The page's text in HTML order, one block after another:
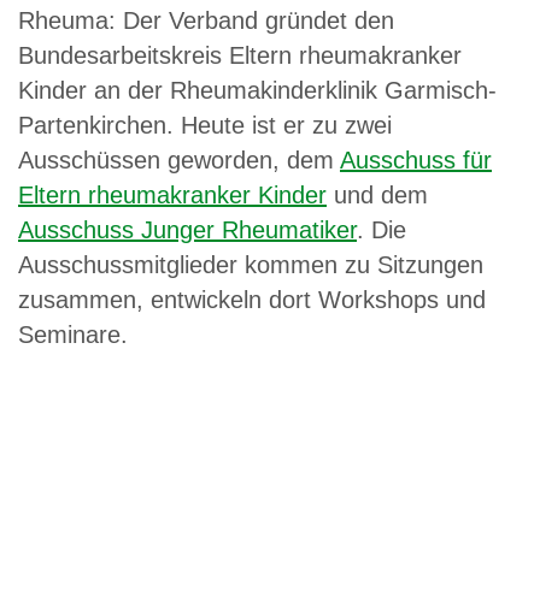
Rheuma: Der Verband gründet den
Bundesarbeitskreis Eltern rheumakranker
Kinder an der Rheumakinderklinik Garmisch-
Partenkirchen. Heute ist er zu zwei
Ausschüssen geworden, dem Ausschuss für
Eltern rheumakranker Kinder und dem
Ausschuss Junger Rheumatiker. Die
Ausschussmitglieder kommen zu Sitzungen
zusammen, entwickeln dort Workshops und
Seminare.